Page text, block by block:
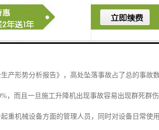
信号 6、 楼层联络信号装置 类似电梯的按钮和楼
环统计 10、 通过循环拍照 11、 维修、保养提示
产形势分析报告》，高处坠落事故占了总的事故
，而且一旦施工升降机出现事故容易出现群死群
重机械设备方面的管理人员，同时对设备日常使